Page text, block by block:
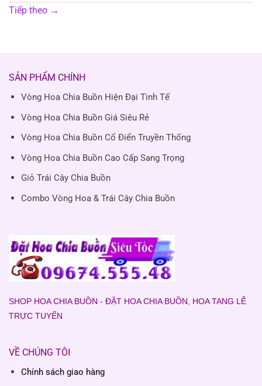
Tiếp theo →
SẢN PHẨM CHÍNH
Vòng Hoa Chia Buồn Hiện Đại Tinh Tế
Vòng Hoa Chia Buồn Giá Siêu Rẻ
Vòng Hoa Chia Buồn Cổ Điển Truyền Thống
Vòng Hoa Chia Buồn Cao Cấp Sang Trọng
Giỏ Trái Cây Chia Buồn
Combo Vòng Hoa & Trái Cây Chia Buồn
SHOP HOA CHIA BUỒN - ĐẶT HOA CHIA BUỒN, HOA TANG LỄ
TRỰC TUYẾN
VỀ CHÚNG TÔI
Chính sách giao hàng